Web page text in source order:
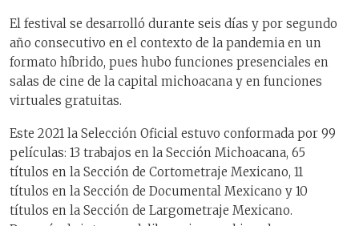
El festival se desarrolló durante seis días y por segundo
año consecutivo en el contexto de la pandemia en un
formato híbrido, pues hubo funciones presenciales en
salas de cine de la capital michoacana y en funciones
virtuales gratuitas.
Este 2021 la Selección Oficial estuvo conformada por 99
películas: 13 trabajos en la Sección Michoacana, 65
títulos en la Sección de Cortometraje Mexicano, 11
títulos en la Sección de Documental Mexicano y 10
títulos en la Sección de Largometraje Mexicano.